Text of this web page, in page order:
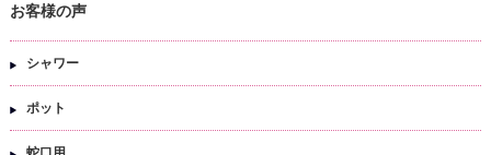
お客様の声
シャワー
ポット